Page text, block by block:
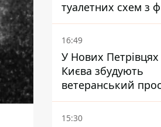
туалетних схем з
будинком
16:49
У Нових Петрівцях
Києва збудують
ветеранський
знайшли
15:30